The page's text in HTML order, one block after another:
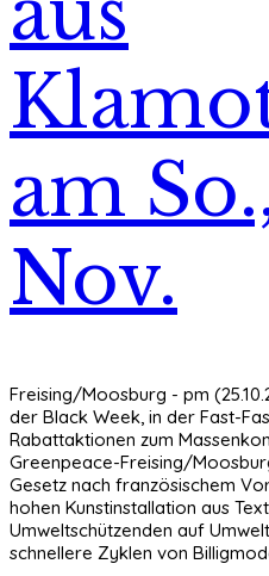
am
Nov.
Freising/Moosburg - pm
der Black Week, in der Fast-
Rabattaktionen zum
Greenpeace-Freising/
Gesetz nach französischem
hohen Kunstinstallation aus
Umweltschützenden auf
schnellere Zyklen von